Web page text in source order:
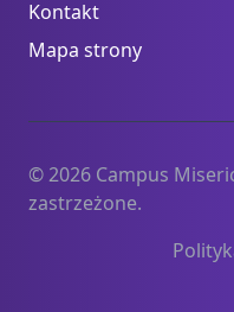
Kontakt
Mapa strony
© 2026 Campus
zastrzeżone.